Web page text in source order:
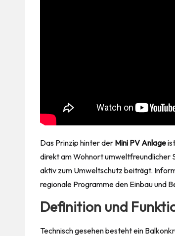
Das Prinzip hinter der Mini PV Anlage
direkt am Wohnort umweltfreundlicher
aktiv zum Umweltschutz beiträgt.
regionale Programme den Einbau und
Definition und
Technisch gesehen besteht ein